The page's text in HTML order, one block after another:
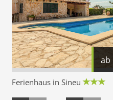
ab
Ferienhaus in Sineu